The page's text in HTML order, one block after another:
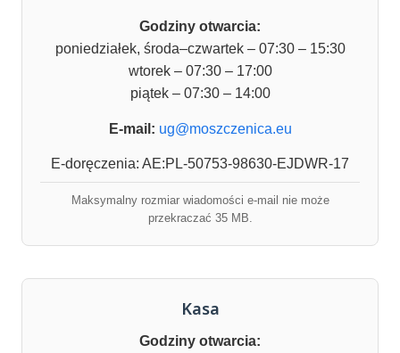
Godziny otwarcia:
poniedziałek, środa–czwartek – 07:30 – 15:30
wtorek – 07:30 – 17:00
piątek – 07:30 – 14:00
E-mail: ug@moszczenica.eu
E-doręczenia: AE:PL-50753-98630-EJDWR-17
Maksymalny rozmiar wiadomości e-mail nie może
przekraczać 35 MB.
Kasa
Godziny otwarcia: